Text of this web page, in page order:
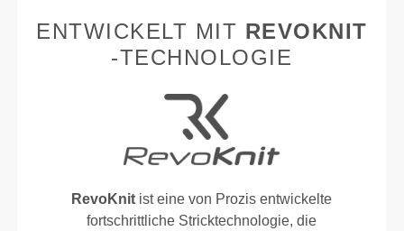
ENTWICKELT MIT REVOKNIT
-TECHNOLOGIE
RevoKnit ist eine von Prozis entwickelte
fortschrittliche Stricktechnologie, die